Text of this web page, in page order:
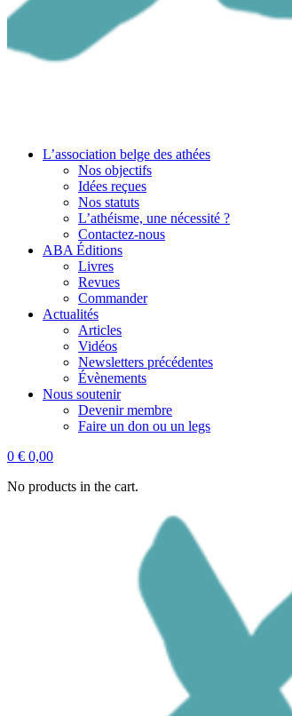
L’association belge des athées
Nos objectifs
Idées reçues
Nos statuts
L’athéisme, une nécessité ?
Contactez-nous
ABA Éditions
Livres
Revues
Commander
Actualités
Articles
Vidéos
Newsletters précédentes
Évènements
Nous soutenir
Devenir membre
Faire un don ou un legs
0 € 0,00
No products in the cart.